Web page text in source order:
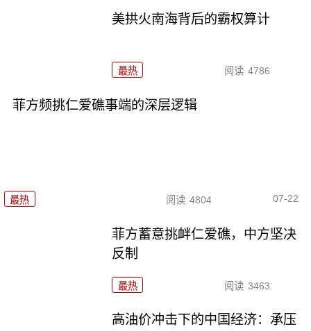
美拱火南海背后的霸权算计
最热 阅读 4786
菲方频挑仁爱礁事端的深层逻辑
最热 阅读 4804 07-22
菲方蓄意挑衅仁爱礁，中方坚决
反制
最热 阅读 3463
高油价冲击下的中国经济：承压